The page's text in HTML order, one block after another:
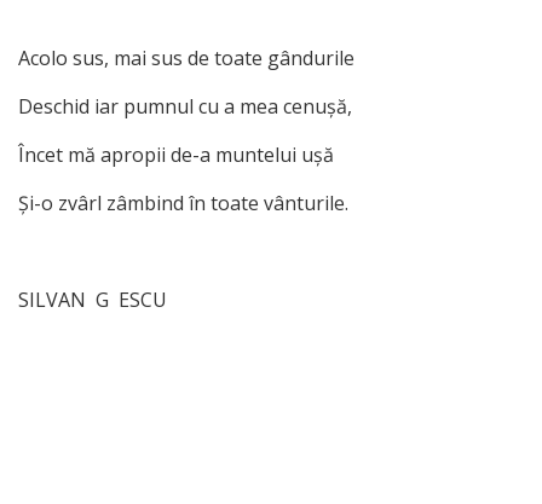
Acolo sus, mai sus de toate gândurile
Deschid iar pumnul cu a mea cenuşă,
Încet mă apropii de-a muntelui uşă
Şi-o zvârl zâmbind în toate vânturile.
SILVAN G ESCU